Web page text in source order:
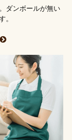
ダンボールが無い
。